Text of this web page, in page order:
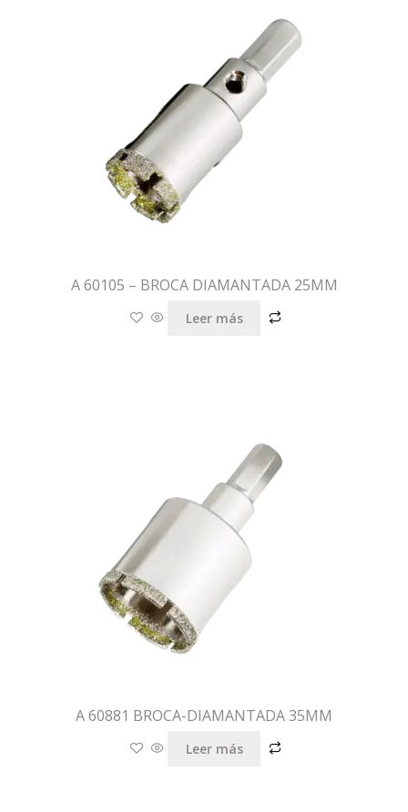
A 60105 – BROCA DIAMANTADA 25MM
Leer más
A 60881 BROCA-DIAMANTADA 35MM
Leer más